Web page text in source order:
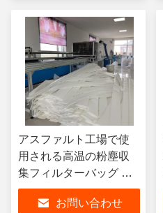
アスファルト工場で使
用される高温の粉塵収
集フィルターバッグ セ
メント 鉄鋼 ガラスセラ
ミック
お問い合わせ